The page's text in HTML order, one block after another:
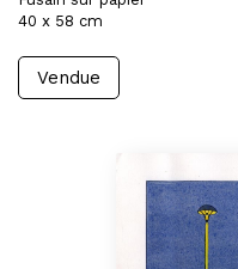
40 x 58 cm
Vendue